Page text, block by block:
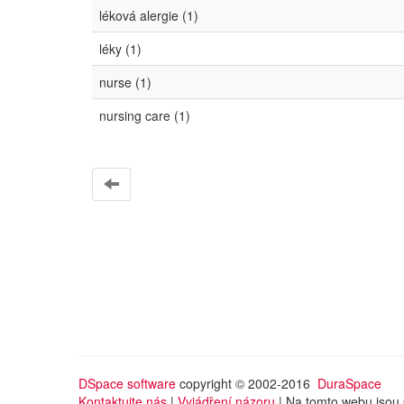
léková alergie (1)
léky (1)
nurse (1)
nursing care (1)
DSpace software copyright © 2002-2016 DuraSpace